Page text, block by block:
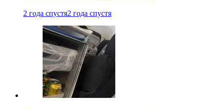
2 года спустя2 года спустя